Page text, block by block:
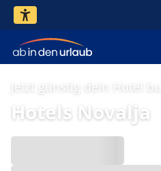
Jetzt günstig dein Hotel
Hotels Novalja